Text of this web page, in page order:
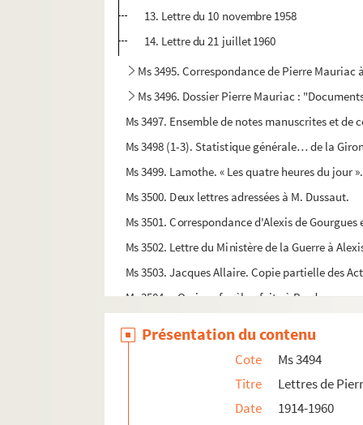
13. Lettre du 10 novembre 1958
14. Lettre du 21 juillet 1960
Ms 3495. Correspondance de Pierre
Ms 3496. Dossier Pierre Mauriac :
Ms 3497. Ensemble de notes manuscrites et
Ms 3498 (1-3). Statistique générale… de la
Ms 3499. Lamothe. « Les quatre heures du jour ».
Ms 3500. Deux lettres adressées à M. Dussaut.
Ms 3501. Correspondance d'Alexis de
Ms 3502. Lettre du Ministère de la Guerre à
Ms 3503. Jacques Allaire. Copie partielle des
Ms 3504. « Oraison funèbre faite à Bordeaux...
Ms 3506. « Extrait des jugements en maintenue
Présentation du contenu
Cote
Ms 3494
Titre
Lettres de
Date
1914-1960